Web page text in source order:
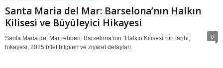
Santa Maria del Mar: Barselona’nın Halkın
Kilisesi ve Büyüleyici Hikayesi
0
Santa Maria del Mar rehberi: Barselona’nın “Halkın Kilisesi”nin tarihi,
hikayesi, 2025 bilet bilgileri ve ziyaret detayları.